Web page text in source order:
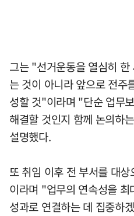
그는 "선거운동을 열심히
는 것이 아니라 앞으로 전주
성할 것"이라며 "단순 업무
해결할 것인지 함께 논의하
설명했다.
또 취임 이후 전 부서를 대
이라며 "업무의 연속성을
성과로 연결하는 데 집중하